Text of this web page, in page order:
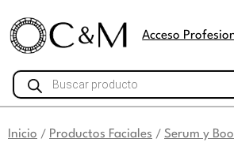
contenido
Acceso
Búsqueda
de
productos
Inicio / Productos Faciales / Serum y